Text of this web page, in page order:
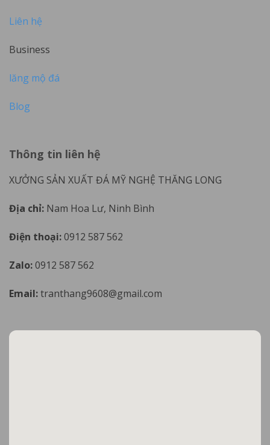
Liên hệ
Business
lăng mộ đá
Blog
Thông tin liên hệ
XƯỞNG SẢN XUẤT ĐÁ MỸ NGHỆ THĂNG LONG
Địa chỉ: Nam Hoa Lư, Ninh Bình
Điện thoại:0912 587 562
Zalo:0912 587 562
Email:tranthang9608@gmail.com